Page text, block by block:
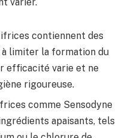
contiennent des
limiter la formation du
efficacité varie et ne
rigoureuse.
comme Sensodyne
apaisants, tels